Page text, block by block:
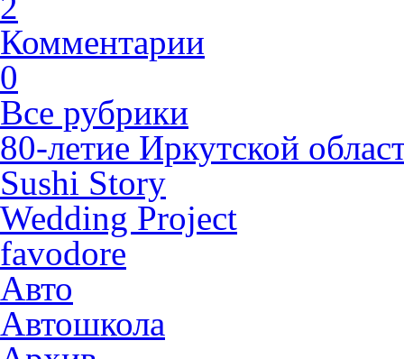
Комментарии
0
Все рубрики
80-летие Иркутской
Sushi Story
Wedding Project
favodore
Авто
Автошкола